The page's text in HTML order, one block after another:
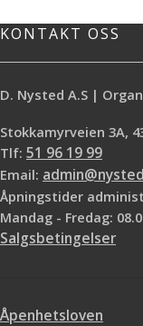
KONTAKT OSS
D. Nysted A.S |
Stokkamyrveien 3A,
Tlf: 51 96 19 99
Email:
Åpningstider
Mandag - Fredag:
Salgsbetingelser
Åpenhetsloven